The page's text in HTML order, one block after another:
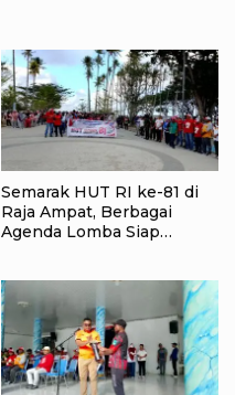
Semarak HUT RI ke-81 di
Raja Ampat, Berbagai
Agenda Lomba Siap